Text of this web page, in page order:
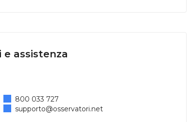
assistenza
800 033 727
supporto@osservatori.net